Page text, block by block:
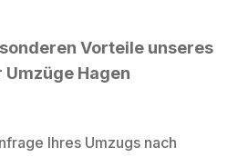
Vorteile unseres
Hagen
Ihres Umzugs nach